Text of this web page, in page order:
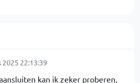
22:13:39
kan ik zeker proberen,